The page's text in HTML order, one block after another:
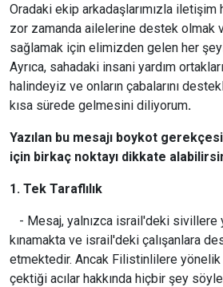
Oradaki ekip arkadaşlarımızla
zor zamanda ailelerine destek olmak
sağlamak için elimizden gelen her
Ayrıca, sahadaki insani yardım
halindeyiz ve onların çabalarını
kısa sürede gelmesini diliyorum.
Yazılan bu mesajı boykot
için birkaç noktayı dikkate
1. Tek Taraflılık
- Mesaj, yalnızca israil'deki sivillere
kınamakta ve israil'deki çalışanlara
etmektedir. Ancak Filistinlilere yönelik
çektiği acılar hakkında hiçbir şey